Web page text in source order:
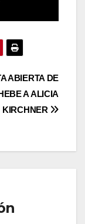
ABIERTA DE
A ALICIA
KIRCHNER